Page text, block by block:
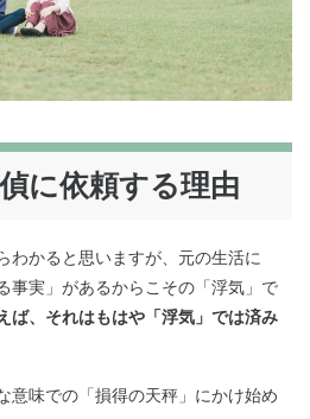
に依頼する理由
わかると思いますが、元の生活に
事実」があるからこその「浮気」で
ば、それはもはや「浮気」では済み
意味での「損得の天秤」にかけ始め